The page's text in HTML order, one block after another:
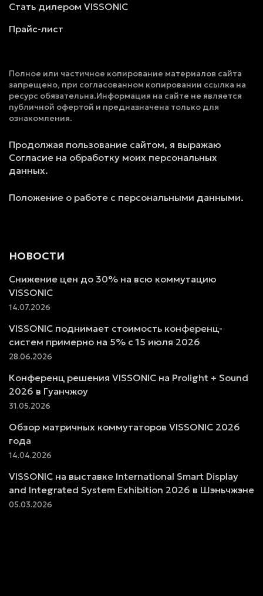
Стать дилером VISSONIC
Прайс-лист
Полное или частичное копирование материалов сайта
запрещено, при согласованном копировании ссылка на
ресурс обязательна.Информация на сайте не является
публичной офертой и предназначена только для
ознакомления.
Продолжая пользование сайтом, я выражаю
Согласие на обработку моих персональных
данных.
Положение о работе с персональными данными.
НОВОСТИ
Снижение цен до 30% на всю коммутацию
VISSONIC
14.07.2026
VISSONIC поднимает стоимость конференц-
систем примерно на 5% с 15 июля 2026
28.06.2026
Конференц решения VISSONIC на Prolight + Sound
2026 в Гуанчжоу
31.05.2026
Обзор матричных коммутаторов VISSONIC 2026
года
14.04.2026
VISSONIC на выставке International Smart Display
and Integrated System Exhibition 2026 в Шэньчжэне
05.03.2026